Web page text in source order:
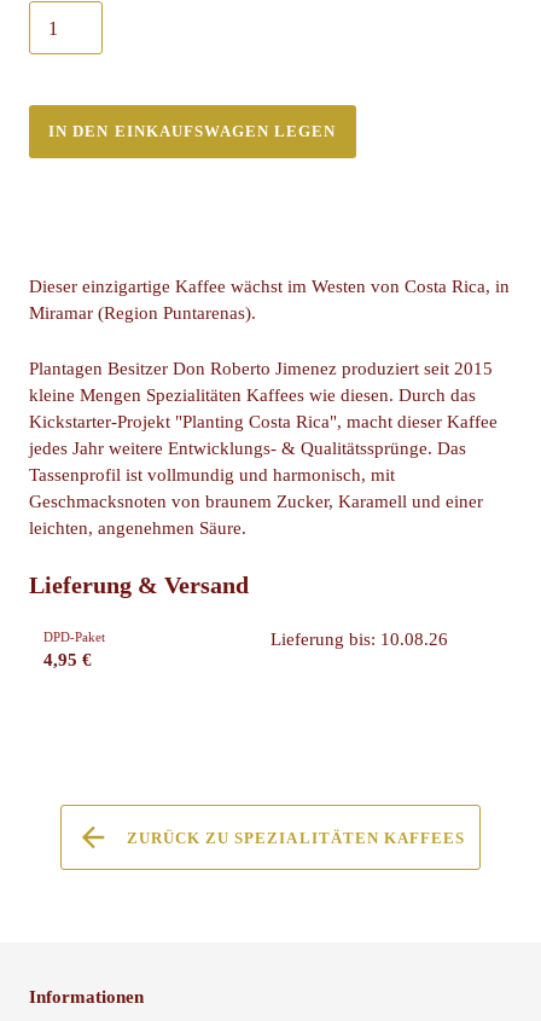
IN DEN EINKAUFSWAGEN LEGEN
Dieser einzigartige Kaffee wächst im Westen von Costa Rica, in
Miramar (Region Puntarenas).
Plantagen Besitzer Don Roberto Jimenez produziert seit 2015
kleine Mengen Spezialitäten Kaffees wie diesen. Durch das
Kickstarter-Projekt "Planting Costa Rica", macht dieser Kaffee
jedes Jahr weitere Entwicklungs- & Qualitätssprünge. Das
Tassenprofil ist vollmundig und harmonisch, mit
Geschmacksnoten von braunem Zucker, Karamell und einer
leichten, angenehmen Säure.
Lieferung & Versand
DPD-Paket
4,95 €
Lieferung bis: 10.08.26
ZURÜCK ZU SPEZIALITÄTEN KAFFEES
Informationen